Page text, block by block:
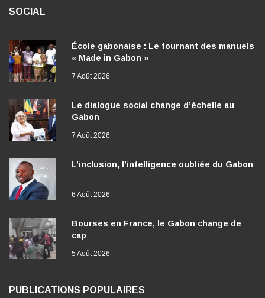
SOCIAL
École gabonaise : Le tournant des manuels
« Made in Gabon »
7 Août 2026
Le dialogue social change d’échelle au
Gabon
7 Août 2026
L’inclusion, l’intelligence oubliée du Gabon
6 Août 2026
Bourses en France, le Gabon change de
cap
5 Août 2026
PUBLICATIONS POPULAIRES